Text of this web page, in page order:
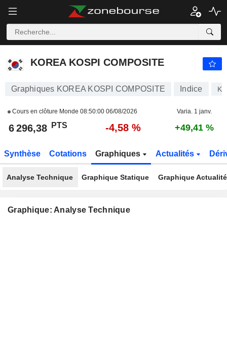
KOREA KOSPI COMPOSITE
Graphiques KOREA KOSPI COMPOSITE Indice
Cours en clôture Monde 08:50:00 06/08/2026 Varia. 1 janv.
6 296,38 PTS -4,58 % +49,41 %
Synthèse Cotations Graphiques Actualités
Analyse Technique Graphique Statique Graphique
Graphique: Analyse Technique